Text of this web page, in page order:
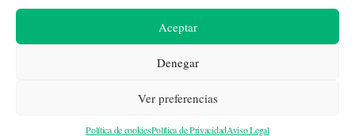
Aceptar
Denegar
Ver preferencias
Política de cookiesPolítica de PrivacidadAviso Legal
© 2026. Todos los derechos reservados. |
| Recursos
fotográficos: depositphotos